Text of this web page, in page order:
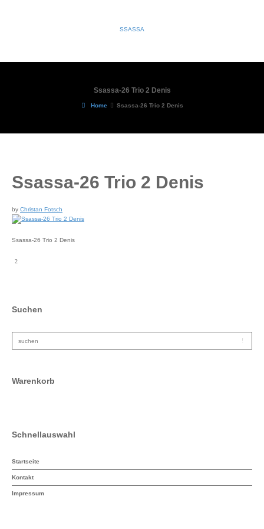
SSASSA
Ssassa-26 Trio 2 Denis
Home Ssassa-26 Trio 2 Denis
Ssassa-26 Trio 2 Denis
by Christan Fotsch
Ssassa-26 Trio 2 Denis
Suchen
Warenkorb
Schnellauswahl
Startseite
Kontakt
Impressum